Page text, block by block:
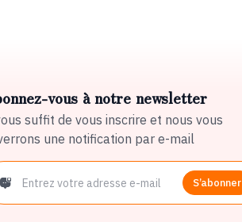
vous à notre newsletter
suffit de vous inscrire et nous vous
une notification par e-mail
S’abonner